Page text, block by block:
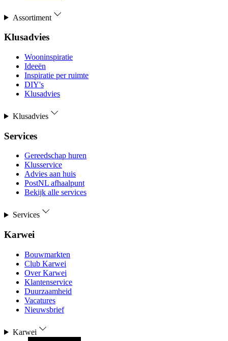
Assortiment
Klusadvies
Wooninspiratie
Ideeën
Inspiratie per ruimte
DIY's
Klusadvies
Klusadvies
Services
Gereedschap huren
Klusservice
Advies aan huis
PostNL afhaalpunt
Bekijk alle services
Services
Karwei
Bouwmarkten
Club Karwei
Over Karwei
Klantenservice
Duurzaamheid
Vacatures
Nieuwsbrief
Karwei